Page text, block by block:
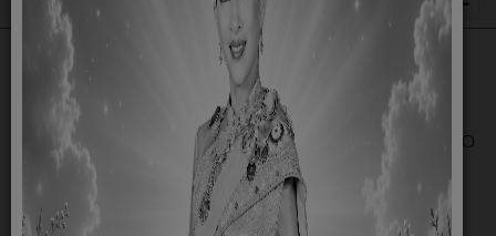
ประกาศราคากลางโครงการก่อสร้างถังน้ำใส
ระบบประปาบ้านหนองสรวง หมู่ที่ ๑ ขนาด ๖๐
ลบ.ม.(แบบมีเสาเข็ม) ตำบลหนองสรวง อำเภอ
หนองกุงศรี จังหวัดกาฬสินธุ์